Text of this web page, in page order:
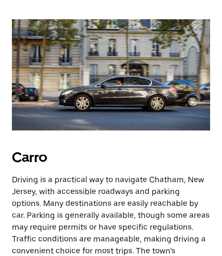
Carro
Driving is a practical way to navigate Chatham, New
Jersey, with accessible roadways and parking
options. Many destinations are easily reachable by
car. Parking is generally available, though some areas
may require permits or have specific regulations.
Traffic conditions are manageable, making driving a
convenient choice for most trips. The town’s